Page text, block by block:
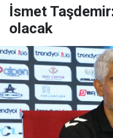
İsmet
olacak